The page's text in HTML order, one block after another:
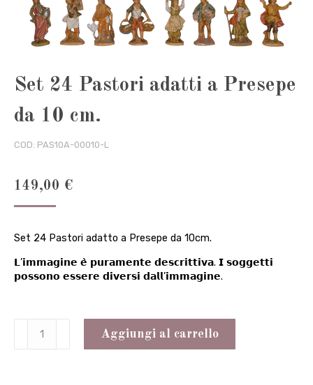
Set 24 Pastori adatti a Presepe
da 10 cm.
COD: PAS10A-00010-L
149,00 €
Set 24 Pastori adatto a Presepe da 10cm.
𝗟’𝗶𝗺𝗺𝗮𝗴𝗶𝗻𝗲 𝗲̀ 𝗽𝘂𝗿𝗮𝗺𝗲𝗻𝘁𝗲 𝗱𝗲𝘀𝗰𝗿𝗶𝘁𝘁𝗶𝘃𝗮. 𝗜 𝘀𝗼𝗴𝗴𝗲𝘁𝘁𝗶
𝗽𝗼𝘀𝘀𝗼𝗻𝗼 𝗲𝘀𝘀𝗲𝗿𝗲 𝗱𝗶𝘃𝗲𝗿𝘀𝗶 𝗱𝗮𝗹𝗹’𝗶𝗺𝗺𝗮𝗴𝗶𝗻𝗲.
24
Aggiungi al carrello